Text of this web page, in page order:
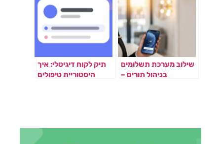
שילוב מערכת תשלומים
בניהול תורים –
תיק לקוח דיגיטלי: איך
היסטוריית טיפולים